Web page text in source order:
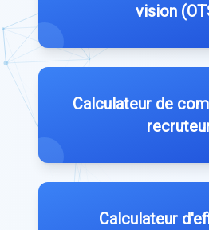
vision
Calculateur de
Calculateur